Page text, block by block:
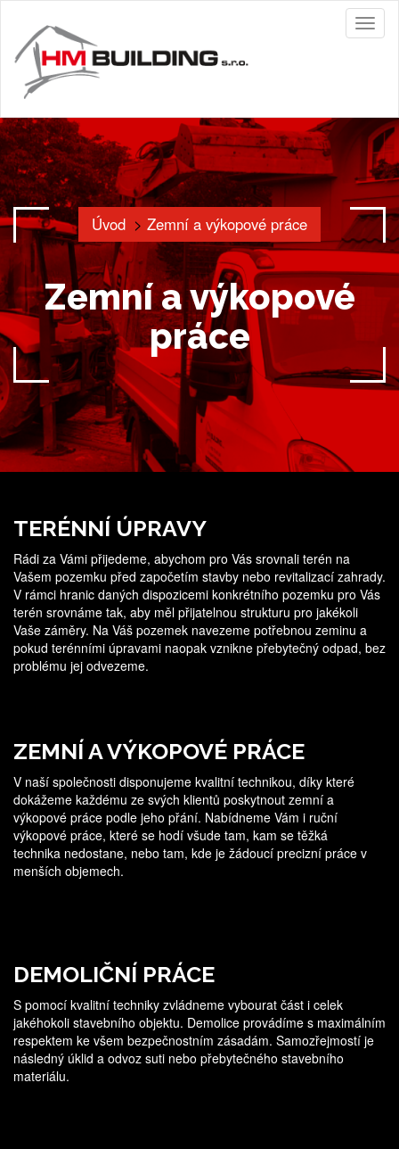
Úvod Zemní a výkopové práce
Zemní a výkopové
práce
TERÉNNÍ ÚPRAVY
Rádi za Vámi přijedeme, abychom pro Vás srovnali terén na
Vašem pozemku před započetím stavby nebo revitalizací zahrady.
V rámci hranic daných dispozicemi konkrétního pozemku pro Vás
terén srovnáme tak, aby měl přijatelnou strukturu pro jakékoli
Vaše záměry. Na Váš pozemek navezeme potřebnou zeminu a
pokud terénními úpravami naopak vznikne přebytečný odpad, bez
problému jej odvezeme.
ZEMNÍ A VÝKOPOVÉ PRÁCE
V naší společnosti disponujeme kvalitní technikou, díky které
dokážeme každému ze svých klientů poskytnout zemní a
výkopové práce podle jeho přání. Nabídneme Vám i ruční
výkopové práce, které se hodí všude tam, kam se těžká
technika nedostane, nebo tam, kde je žádoucí precizní práce v
menších objemech.
DEMOLIČNÍ PRÁCE
S pomocí kvalitní techniky zvládneme vybourat část i celek
jakéhokoli stavebního objektu. Demolice provádíme s maximálním
respektem ke všem bezpečnostním zásadám. Samozřejmostí je
následný úklid a odvoz suti nebo přebytečného stavebního
materiálu.